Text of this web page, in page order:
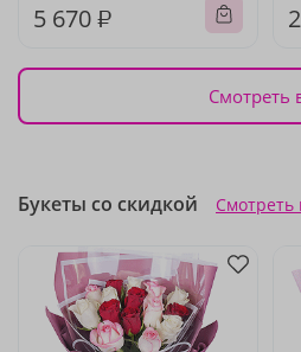
5 670 ₽
Смотреть
Букеты со скидкой Смотреть